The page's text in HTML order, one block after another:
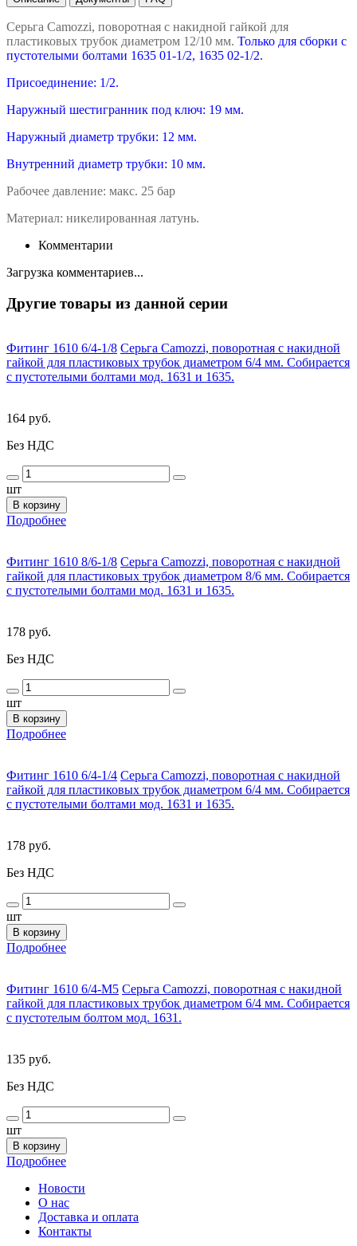
Серьга Camozzi, поворотная с накидной гайкой для
пластиковых трубок диаметром 12/10 мм. Только для сборки с
пустотелыми болтами 1635 01-1/2, 1635 02-1/2.
Присоединение: 1/2.
Наружный шестигранник под ключ: 19 мм.
Наружный диаметр трубки: 12 мм.
Внутренний диаметр трубки: 10 мм.
Рабочее давление: макс. 25 бар
Материал: никелированная латунь.
Комментарии
Загрузка комментариев...
Другие товары из данной серии
Фитинг 1610 6/4-1/8 Серьга Camozzi, поворотная с накидной
гайкой для пластиковых трубок диаметром 6/4 мм. Собирается
с пустотелыми болтами мод. 1631 и 1635.
164 руб.
Без НДС
шт
В корзину
Подробнее
Фитинг 1610 8/6-1/8 Серьга Camozzi, поворотная с накидной
гайкой для пластиковых трубок диаметром 8/6 мм. Собирается
с пустотелыми болтами мод. 1631 и 1635.
178 руб.
Без НДС
шт
В корзину
Подробнее
Фитинг 1610 6/4-1/4 Серьга Camozzi, поворотная с накидной
гайкой для пластиковых трубок диаметром 6/4 мм. Собирается
с пустотелыми болтами мод. 1631 и 1635.
178 руб.
Без НДС
шт
В корзину
Подробнее
Фитинг 1610 6/4-M5 Серьга Camozzi, поворотная с накидной
гайкой для пластиковых трубок диаметром 6/4 мм. Собирается
с пустотелым болтом мод. 1631.
135 руб.
Без НДС
шт
В корзину
Подробнее
Новости
О нас
Доставка и оплата
Контакты